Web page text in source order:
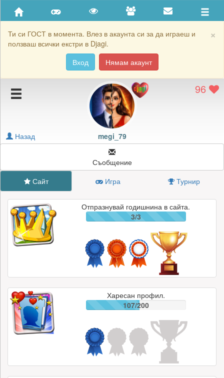
×
Ти си ГОСТ в момента. Влез в акаунта си за да играеш и
ползваш всички екстри в Djagi.
Вход
Нямам акаунт
Приятели
Хронология на игри
Подаръците на megi_79
Картичките на megi_79
Блокирай megi_79
96
megi_79
Назад
Съобщение
Сайт
Игра Турнир
Отпразнувай годишнина в сайта.
3/3
Харесан профил.
107/200